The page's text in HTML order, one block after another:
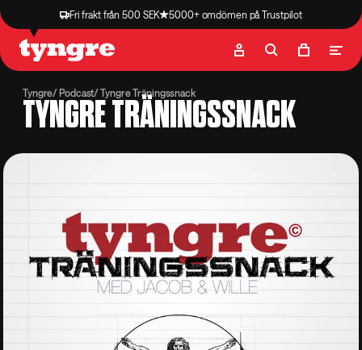
Fri frakt från 500 SEK 5000+ omdömen på Trustpilot
Butik Recept
Tyngre Podcast Tyngre Träningssnack
TYNGRE TRÄNINGSSNACK